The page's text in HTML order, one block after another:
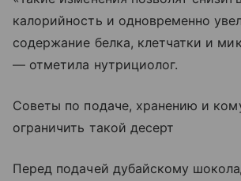
калорийность и одновременно
содержание белка, клетчатки и
— отметила нутрициолог.
Советы по подаче, хранению и
ограничить такой десерт
Перед подачей дубайскому